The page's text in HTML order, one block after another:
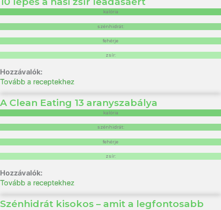
kalória
szénhidrát:
fehérje
zsír:
Tovább a receptekhez
A Clean Eating 13 aranyszabálya
kalória
szénhidrát:
fehérje
zsír:
Tovább a receptekhez
Szénhidrát kisokos – amit a legfontosabb